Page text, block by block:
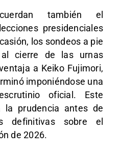
también el
presidenciales
los sondeos a pie
cierre de las urnas
a Keiko Fujimori,
imponiéndose una
oficial. Este
la prudencia antes de
definitivas sobre el
de 2026.